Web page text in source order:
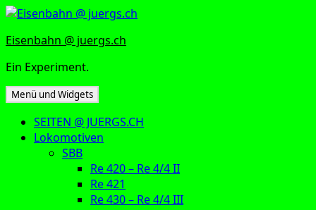
Zum
springen
Eisenbahn @ juergs.ch
Ein Experiment.
Menü und Widgets
SEITEN @ JUERGS.CH
Lokomotiven
SBB
Re 420 – Re 4/4 II
Re 421
Re 430 – Re 4/4 III